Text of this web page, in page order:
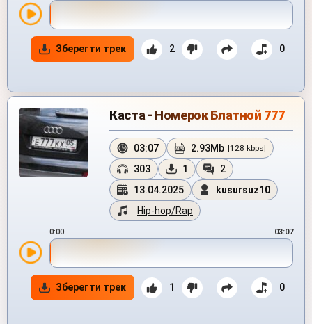
Зберегти трек 2 0
Каста - Номерок Блатной 777
03:07 2.93Mb [128 kbps]
303 1
2
13.04.2025
kusursuz10
Hip-hop/Rap
0:00 03:07
Зберегти трек 1 0